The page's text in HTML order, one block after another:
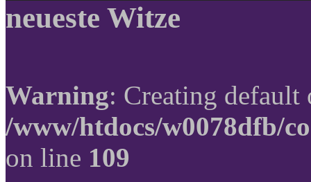
neueste Witze
Warning: Creating
/www/htdocs/w0078dfb/
on line 109